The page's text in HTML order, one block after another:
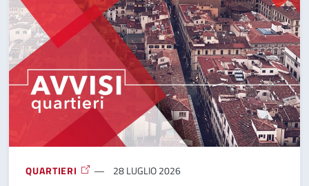
QUARTIERI 28 LUGLIO 2026